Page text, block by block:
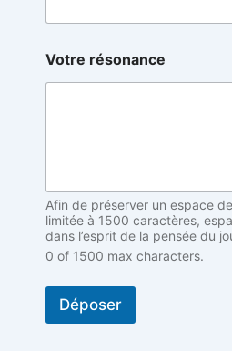
u
)
N
o
u
t
)
Votre résonance
Afin de préserver un espace
limitée à 1500 caractères,
dans l’esprit de la pensée du
0 of 1500 max characters.
Déposer